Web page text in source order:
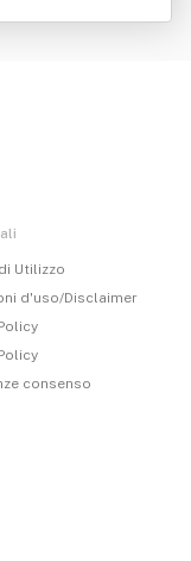
Utilizzo
d'uso/Disclaimer
consenso